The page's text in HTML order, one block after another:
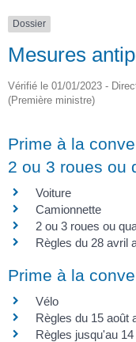
Dossier
Mesures
Vérifié le 01/01/2023 -
(Première ministre)
Prime à la
2 ou 3 roues ou
Voiture
Camionnette
2 ou 3 roues ou
Règles du 28 avril
Prime à la
Vélo
Règles du 15 août
Règles jusqu'au